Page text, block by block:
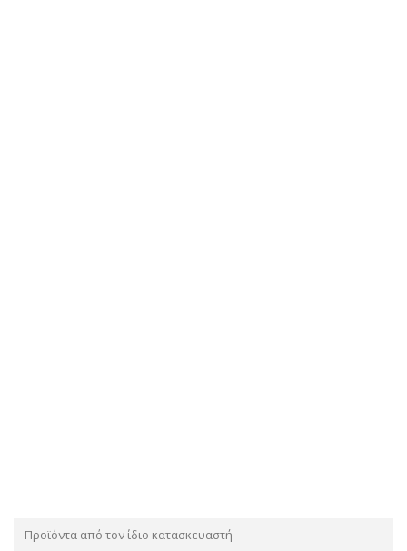
Προϊόντα από τον ίδιο κατασκευαστή